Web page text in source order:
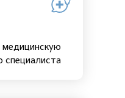
медицинскую